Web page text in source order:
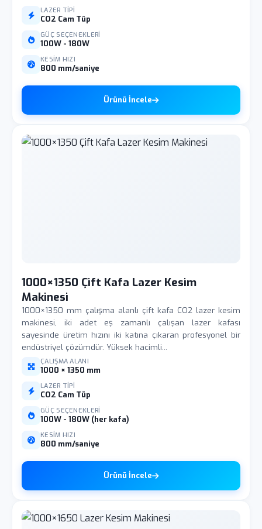
LAZER TIPI
CO2 Cam Tüp
GÜÇ SEÇENEKLERI
100W - 180W
KESIM HIZI
800 mm/saniye
Ürünü İncele
1000×1350 Çift Kafa Lazer Kesim
Makinesi
1000×1350 mm çalışma alanlı çift kafa CO2 lazer kesim
makinesi, iki adet eş zamanlı çalışan lazer kafası
sayesinde üretim hızını iki katına çıkaran profesyonel bir
endüstriyel çözümdür. Yüksek hacimli...
ÇALIŞMA ALANI
1000 × 1350 mm
LAZER TIPI
CO2 Cam Tüp
GÜÇ SEÇENEKLERI
100W - 180W (her kafa)
KESIM HIZI
800 mm/saniye
Ürünü İncele